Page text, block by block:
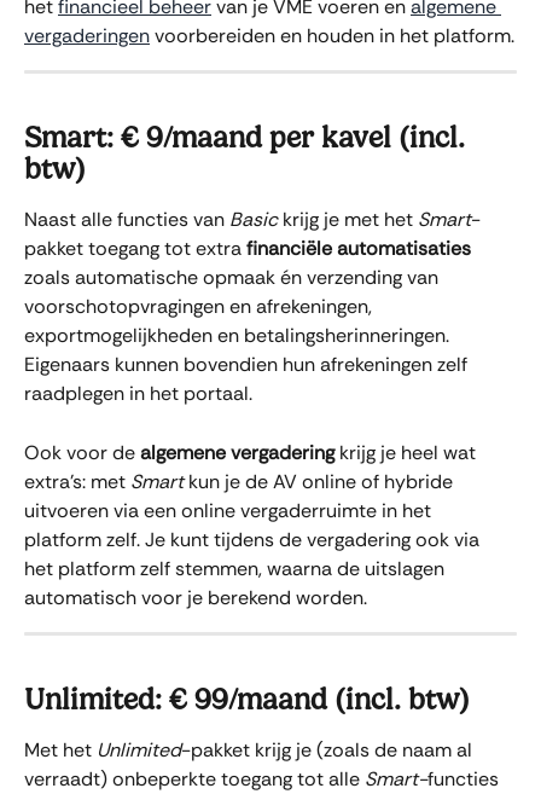
het financieel beheer van je VME voeren en algemene
vergaderingen voorbereiden en houden in het platform.
Smart: € 9/maand per kavel (incl.
btw)
Naast alle functies van Basic krijg je met het Smart-
pakket toegang tot extra financiële automatisaties
zoals automatische opmaak én verzending van
voorschotopvragingen en afrekeningen,
exportmogelijkheden en betalingsherinneringen.
Eigenaars kunnen bovendien hun afrekeningen zelf
raadplegen in het portaal.
Ook voor de algemene vergadering krijg je heel wat
extra's: met Smart kun je de AV online of hybride
uitvoeren via een online vergaderruimte in het
platform zelf. Je kunt tijdens de vergadering ook via
het platform zelf stemmen, waarna de uitslagen
automatisch voor je berekend worden.
Unlimited: € 99/maand (incl. btw)
Met het Unlimited-pakket krijg je (zoals de naam al
verraadt) onbeperkte toegang tot alle Smart-functies